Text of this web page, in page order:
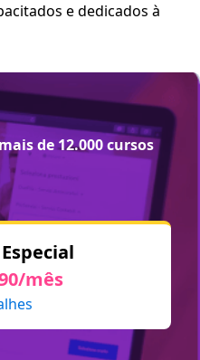
e dedicados à
de 12.000 cursos
mês